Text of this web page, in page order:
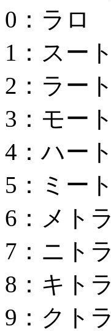
0：ラロ
1：スート
2：ラート
3：モート
4：ハート
5：ミート
6：メトラ
7：ニトラ
8：キトラ
9：クトラ